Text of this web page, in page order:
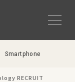
Smartphone
RECRUIT